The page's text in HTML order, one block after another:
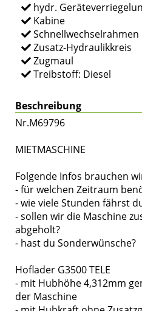
hydr.
Kabine
Schnellwechselrahmen
Zusatz-Hydraulikkreis
Zugmaul
Treibstoff: Diesel
Beschreibung
Nr.M69796
MIETMASCHINE
Folgende Infos brauchen
- für welchen Zeitraum
- wie viele Stunden fährst
- sollen wir die Maschine
abgeholt?
- hast du Sonderwünsche?
Hoflader G3500 TELE
- mit Hubhöhe 4,312mm
der Maschine